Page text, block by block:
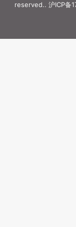
reserved.. 沪ICP备